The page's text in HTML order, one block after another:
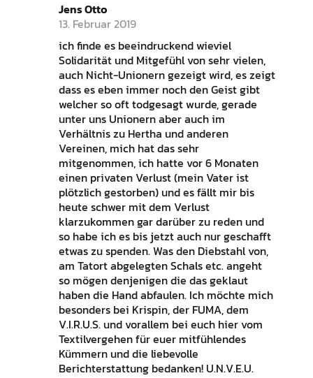
Jens Otto
13. Februar 2019
ich finde es beeindruckend wieviel
Solidarität und Mitgefühl von sehr vielen,
auch Nicht-Unionern gezeigt wird, es zeigt
dass es eben immer noch den Geist gibt
welcher so oft todgesagt wurde, gerade
unter uns Unionern aber auch im
Verhältnis zu Hertha und anderen
Vereinen, mich hat das sehr
mitgenommen, ich hatte vor 6 Monaten
einen privaten Verlust (mein Vater ist
plötzlich gestorben) und es fällt mir bis
heute schwer mit dem Verlust
klarzukommen gar darüber zu reden und
so habe ich es bis jetzt auch nur geschafft
etwas zu spenden. Was den Diebstahl von,
am Tatort abgelegten Schals etc. angeht
so mögen denjenigen die das geklaut
haben die Hand abfaulen. Ich möchte mich
besonders bei Krispin, der FUMA, dem
V.I.R.U.S. und vorallem bei euch hier vom
Textilvergehen für euer mitfühlendes
Kümmern und die liebevolle
Berichterstattung bedanken! U.N.V.E.U.